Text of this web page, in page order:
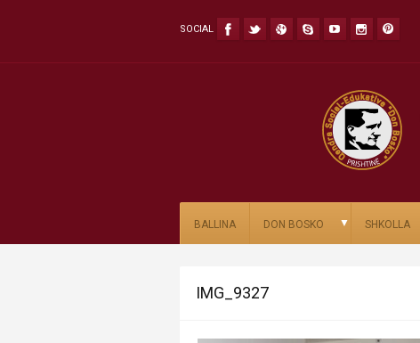
SOCIAL
BALLINA DON BOSKO ▼ SHKOLLA
IMG_9327